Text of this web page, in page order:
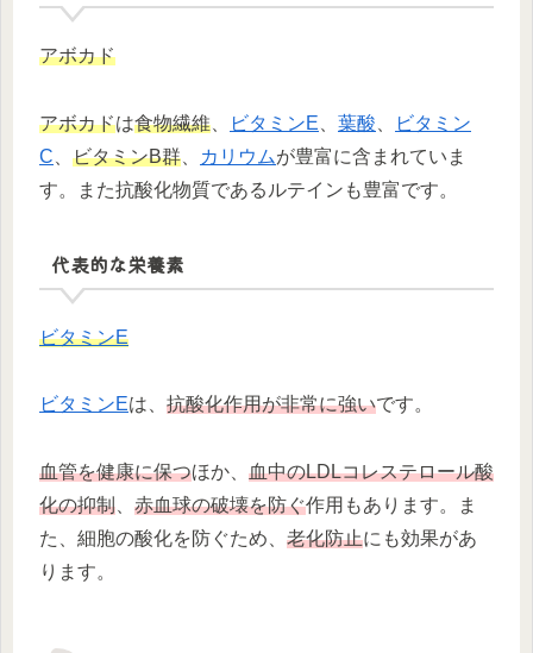
アボカド
アボカドは食物繊維 ビタミンE 葉酸
ビタミン
C
ビタミンB群 カリウムが豊富に含まれていま
す。また抗酸化物質であるルテインも豊富です。
代表的な栄養素
ビタミンE
ビタミンEは、 抗酸化作用が非常に強いです。
血管を健康に保つほか、 血中のLDLコレステロール酸
化の抑制
赤血球の破壊を防ぐ作用もあります。ま
た、細胞の酸化を防ぐため、 老化防止にも効果があ
ります。